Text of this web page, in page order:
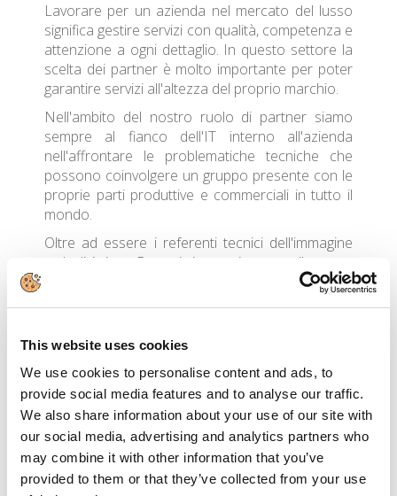
This website uses cookies
We use cookies to personalise content and ads, to
provide social media features and to analyse our traffic.
We also share information about your use of our site with
our social media, advertising and analytics partners who
may combine it with other information that you’ve
provided to them or that they’ve collected from your use
Lavorare per un azienda nel mercato del lusso
significa gestire servizi con qualità, competenza e
attenzione a ogni dettaglio. In questo settore la
scelta dei partner è molto importante per poter
garantire servizi all'altezza del proprio marchio.
Nell'ambito del nostro ruolo di partner siamo
sempre al fianco dell'IT interno all'azienda
nell'affrontare le problematiche tecniche che
possono coinvolgere un gruppo presente con le
proprie parti produttive e commerciali in tutto il
mondo.
Oltre ad essere i referenti tecnici dell'immagine
web di Azimut Benetti ci occupiamo per il gruppo
delle campagne DEM verso i loro clienti e
rispetto ai contenuti dei siti web.
Per supportare l'espansione del mercato del
gruppo verso nuovi paesi ci occupiamo della
registrazione e gestione dei nomi a dominio
collegati ai loro marchi in tutto il mondo.